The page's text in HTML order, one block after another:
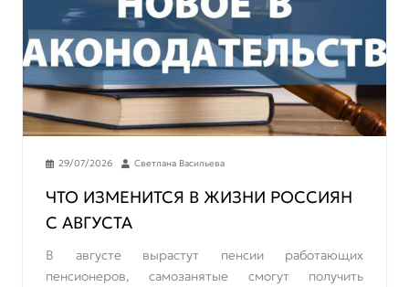
29/07/2026 Светлана Васильева
ЧТО ИЗМЕНИТСЯ В ЖИЗНИ РОССИЯН
С АВГУСТА
В августе вырастут пенсии работающих
пенсионеров, самозанятые смогут получить